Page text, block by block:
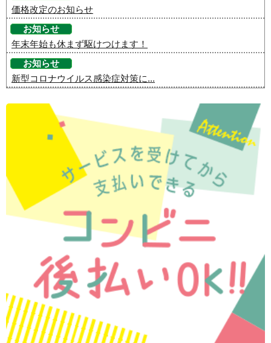
価格改定のお知らせ
お知らせ
年末年始も休まず駆けつけます！
お知らせ
新型コロナウイルス感染症対策に...